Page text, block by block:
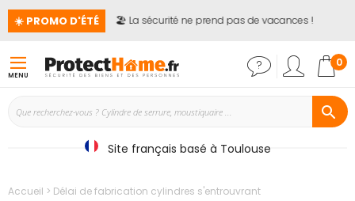
☀️ PROMO D'ÉTÉ 🏖️ La sécurité ne prend pas de vacances !
MENU
0
Site français basé à Toulouse
Accueil Délai de fabrication cylindres s'entrouvrant